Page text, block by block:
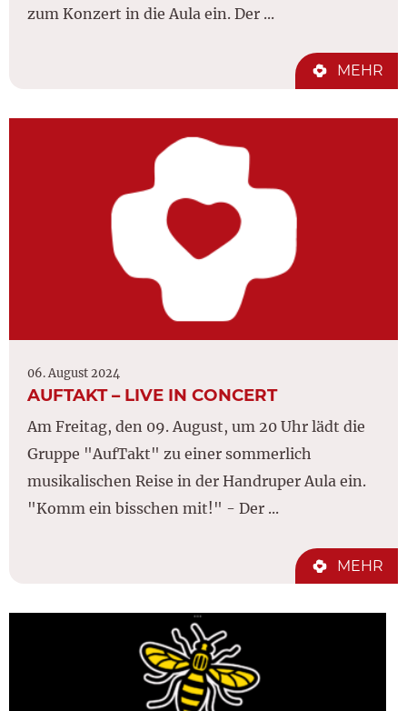
zum Konzert in die Aula ein. Der ...
MEHR
06. August 2024
AUFTAKT – LIVE IN CONCERT
Am Freitag, den 09. August, um 20 Uhr lädt die
Gruppe "AufTakt" zu einer sommerlich
musikalischen Reise in der Handruper Aula ein.
"Komm ein bisschen mit!" - Der ...
MEHR